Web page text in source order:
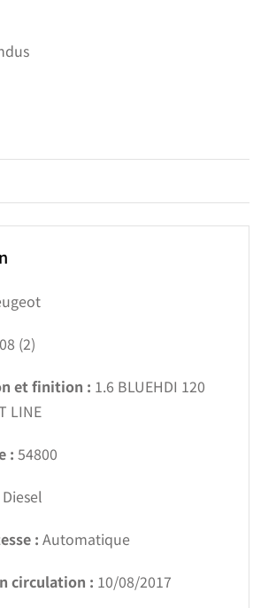
(2)
et finition : 1.6 BLUEHDI 120
LINE
: 54800
Diesel
: Automatique
circulation : 10/08/2017